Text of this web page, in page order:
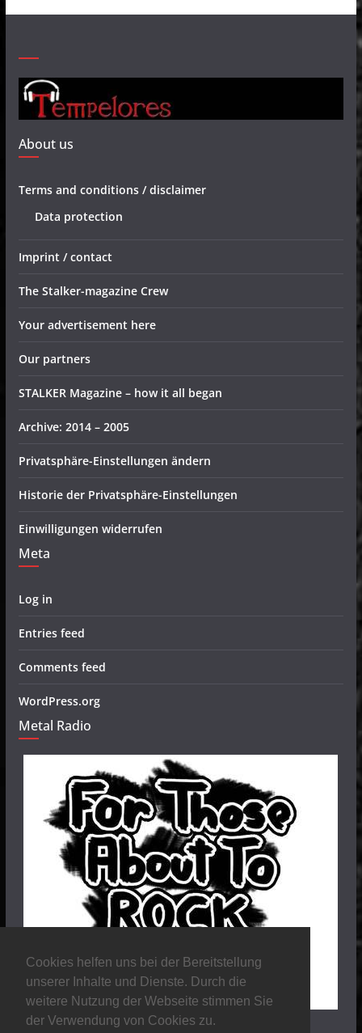
Cookies helfen uns bei der Bereitstellung
unserer Inhalte und Dienste. Durch die
weitere Nutzung der Webseite stimmen Sie
der Verwendung von Cookies zu.
About us
Terms and conditions / disclaimer
Data protection
Imprint / contact
The Stalker-magazine Crew
Your advertisement here
Our partners
STALKER Magazine – how it all began
Archive: 2014 – 2005
Privatsphäre-Einstellungen ändern
Historie der Privatsphäre-Einstellungen
Einwilligungen widerrufen
Meta
Log in
Entries feed
Comments feed
WordPress.org
Metal Radio